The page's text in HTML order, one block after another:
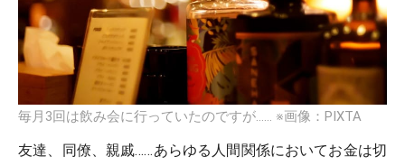
毎月3回は飲み会に行っていたのですが…… ※画像：PIXTA
友達、同僚、親戚……あらゆる人間関係においてお金は切